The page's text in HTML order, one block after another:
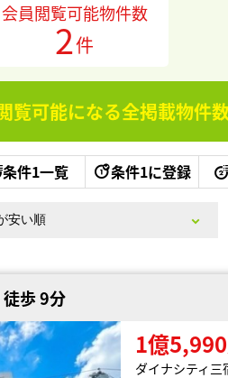
会員閲覧可能物件数
2件
覧可能になる全掲載物件
条件1一覧 条件1に登録
歩 9分
1億
ダイナシティ三